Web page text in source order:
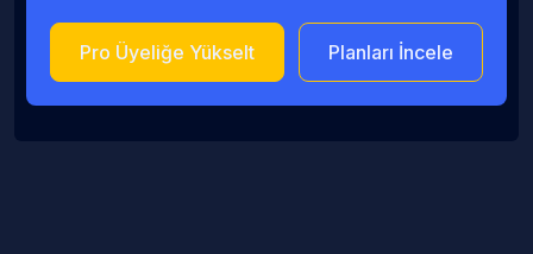
Pro Üyeliğe Yükselt Planları İncele